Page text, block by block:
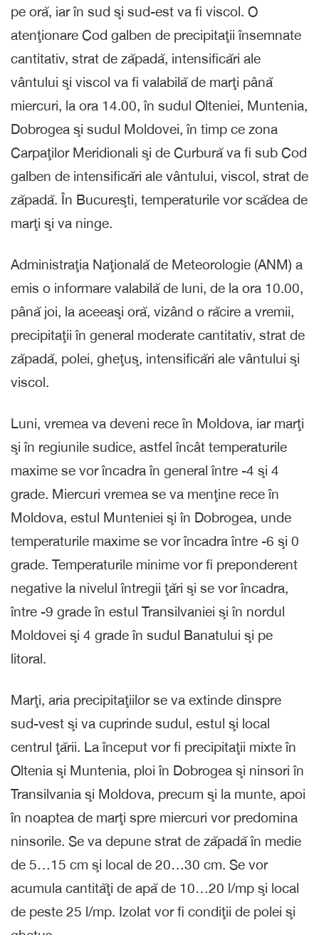
pe oră, iar în sud şi sud-est va fi viscol. O
atenţionare Cod galben de precipitaţii însemnate
cantitativ, strat de zăpadă, intensificări ale
vântului şi viscol va fi valabilă de marţi până
miercuri, la ora 14.00, în sudul Olteniei, Muntenia,
Dobrogea şi sudul Moldovei, în timp ce zona
Carpaţilor Meridionali şi de Curbură va fi sub Cod
galben de intensificări ale vântului, viscol, strat de
zăpadă. În Bucureşti, temperaturile vor scădea de
marţi şi va ninge.
Administraţia Naţională de Meteorologie (ANM) a
emis o informare valabilă de luni, de la ora 10.00,
până joi, la aceeaşi oră, vizând o răcire a vremii,
precipitaţii în general moderate cantitativ, strat de
zăpadă, polei, gheţuş, intensificări ale vântului şi
viscol.
Luni, vremea va deveni rece în Moldova, iar marţi
şi în regiunile sudice, astfel încât temperaturile
maxime se vor încadra în general între -4 şi 4
grade. Miercuri vremea se va menţine rece în
Moldova, estul Munteniei şi în Dobrogea, unde
temperaturile maxime se vor încadra între -6 şi 0
grade. Temperaturile minime vor fi preponderent
negative la nivelul întregii ţări şi se vor încadra,
între -9 grade în estul Transilvaniei şi în nordul
Moldovei şi 4 grade în sudul Banatului şi pe
litoral.
Marţi, aria precipitaţiilor se va extinde dinspre
sud-vest şi va cuprinde sudul, estul şi local
centrul ţării. La început vor fi precipitaţii mixte în
Oltenia şi Muntenia, ploi în Dobrogea şi ninsori în
Transilvania şi Moldova, precum şi la munte, apoi
în noaptea de marţi spre miercuri vor predomina
ninsorile. Se va depune strat de zăpadă în medie
de 5…15 cm şi local de 20…30 cm. Se vor
acumula cantităţi de apă de 10…20 l/mp şi local
de peste 25 l/mp. Izolat vor fi condiţii de polei şi